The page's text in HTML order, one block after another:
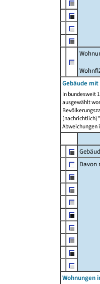
Gebäude
In bundesweit
ausgewählt
Abweichungen
Davon
Wohnungen